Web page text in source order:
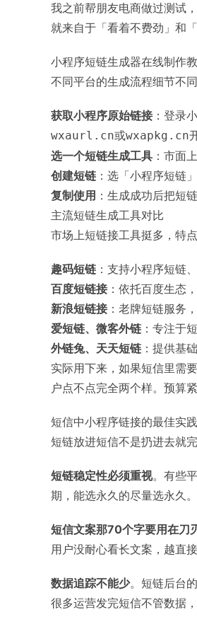
我之前帮朋友电商做过测试
就来自于「看着不费劲」和
小程序短链生成器在线制作
不同平台的生成流程细节不
获取小程序原始链接：登录
wxaurl.cn或wxapkg.cn
选一个短链生成工具 ：市面
创建短链 ：选「小程序短链
复制使用 ：生成成功后把短
主流短链生成工具对比
市场上短链接工具挺多，特
趣码短链 ：支持小程序短链
百度短链接：依托百度生态
新浪短链接：老牌短链服务
爱短链、 微客外链 ：专注于
外链兔、 天天短链 ：提供基
实际用下来，如果短信里需
户点不点完全两个样。预算
短信中小程序链接的最佳实践
短链放进短信不是扔进去就
短链稳定性必须重视。有些
期，能选永久的尽量选永久。
短信文案那70个字要用在刀
用户没耐心看长文案，越直接
数据追踪不能少。短链后台
很多运营发完短信不管数据